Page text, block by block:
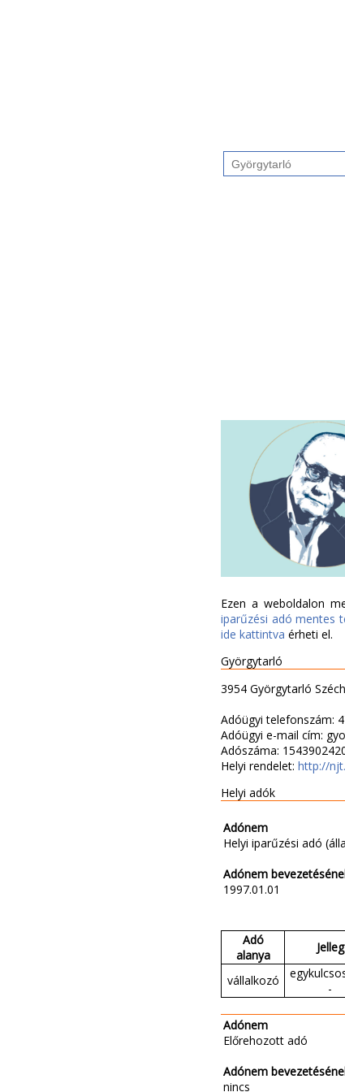
Ezen a weboldalon
iparűzési adó mentes
ide kattintva érheti el.
Györgytarló
3954 Györgytarló
Adóügyi telefonszám:
Adóügyi e-mail cím:
Adószáma:
Helyi rendelet: http://
Helyi adók
Adónem
Helyi iparűzési adó
Adónem
1997.01.01
Adó
alanya
Jelleg
vállalkozó
-
Adónem
Előrehozott adó
Adónem
nincs